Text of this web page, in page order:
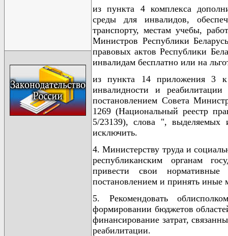
из пункта 4 комплекса
среды для инвалидов,
транспорту, местам учебы,
Министров Республики
правовых актов Республики
инвалидам бесплатно или на
из пункта 14 приложения 3 к
инвалидности и
постановлением Совета
1269 (Национальный реестр
5/23139), слова ", выделяемых
исключить.
4. Министерству труда и
республиканским органам
привести свои
постановлением и принять иные
5. Рекомендовать
формировании бюджетов
финансирование затрат,
реабилитации.